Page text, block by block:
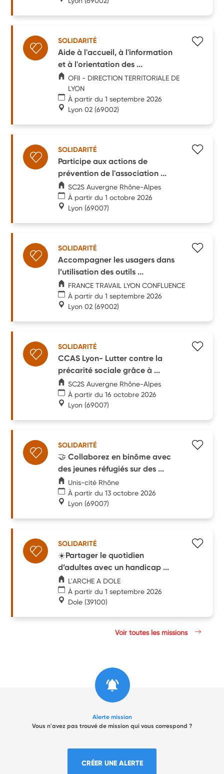
SOLIDARITÉ
Aide à l'accueil, à l'information
et à l'orientation des ...
OFII - DIRECTION TERRITORIALE DE
LYON
À partir du 1 septembre 2026
Lyon 02 (69002)
SOLIDARITÉ
Participe aux actions de
prévention de l'association ...
SC2S Auvergne Rhône-Alpes
À partir du 1 octobre 2026
Lyon (69007)
SOLIDARITÉ
Accompagner les usagers dans
l’utilisation des outils ...
FRANCE TRAVAIL LYON CONFLUENCE
À partir du 1 septembre 2026
Lyon 02 (69002)
SOLIDARITÉ
CCAS Lyon- Lutter contre la
précarité sociale grâce à ...
SC2S Auvergne Rhône-Alpes
À partir du 16 octobre 2026
Lyon (69007)
SOLIDARITÉ
🤝 Collaborez en binôme avec
des jeunes réfugiés sur des ...
Unis-cité Rhône
À partir du 13 octobre 2026
Lyon (69007)
SOLIDARITÉ
☀️Partager le quotidien
d’adultes avec un handicap ...
L'ARCHE A DOLE
À partir du 1 septembre 2026
Dole (39100)
Voir toutes les missions
Alerte mission
Vous n'avez pas trouvé de mission qui vous correspond ?
CRÉER UNE ALERTE